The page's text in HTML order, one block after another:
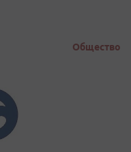
Общество